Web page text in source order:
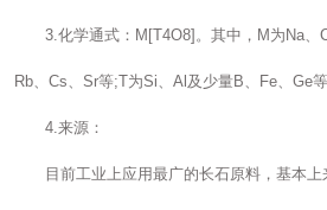
3.化学通式：M[T4O8]。其中，M为Na、
Rb、Cs、Sr等;T为Si、Al及少量B、Fe、Ge等
4.来源：
目前工业上应用最广的长石原料，基本上